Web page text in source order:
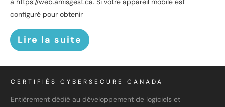
à https://web.amisgest.ca. Si votre appareil mobile est
configuré pour obtenir
Lire la suite
CERTIFIÉS CYBERSECURE CANADA
Entièrement dédié au développement de logiciels et